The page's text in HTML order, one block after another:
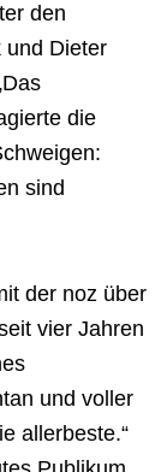
den
und Dieter
die
sind
der noz über
vier Jahren
und voller
allerbeste.“